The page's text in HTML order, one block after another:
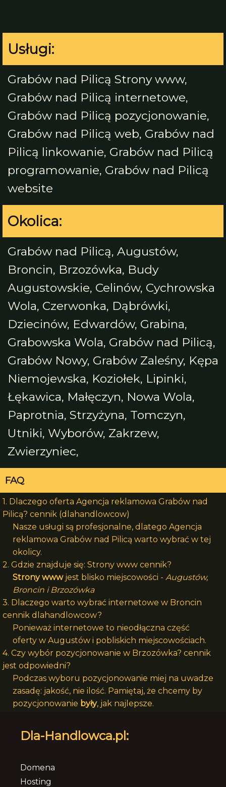
Usługi:
Grabów nad Pilicą Strony www,
Grabów nad Pilicą internetowe,
Grabów nad Pilicą pozycjonowanie,
Grabów nad Pilicą web, Grabów nad
Pilicą linkowanie, Grabów nad Pilicą
programowanie, Grabów nad Pilicą
website
Okolica:
Grabów nad Pilicą, Augustów,
Broncin, Brzozówka, Budy
Augustowskie, Celinów, Cychrowska
Wola, Czerwonka, Dąbrówki,
Dziecinów, Edwardów, Grabina,
Grabowska Wola, Grabów nad Pilicą,
Grabów Nowy, Grabów Zaleśny, Kępa
Niemojewska, Koziołek, Lipinki,
Łękawica, Małęczyn, Nowa Wola,
Paprotnia, Strzyżyna, Tomczyn,
Utniki, Wyborów, Zakrzew,
Zwierzyniec,
FAQ
1. Dlaczego oferta Agencja reklamowa Grabów nad
Pilicą? cennik (dlahandlowcow)
Nasze usługi są profesjonalne, dlatego Agencja
reklamowa Grabów nad Pilicą warto wybrać w tej
okolicy.
2. Gdzie znajduje się: Strony www cennik?
Strony www jest blisko miejscowości - Augustów,
Broncin i Brzozówka
3. Dlaczego warto wybrać internetowe w Broncin
cennik dlahandlowcow?
Ponieważ internetowe to nieodłączna część
oferty w Augustów i pobliskich miejscowościach.
4. Czy wybór pozycjonowanie w Brzozówka? cennik
jest odpowiedni?
Podczas wyboru pozycjonowanie miej na uwadze
zasadę: jakość, nie ilość. Pamiętaj, że chcemy by
pozycjonowanie były, jak najlepsze.
Dla-Handlowca.pl:
Domena
Hosting